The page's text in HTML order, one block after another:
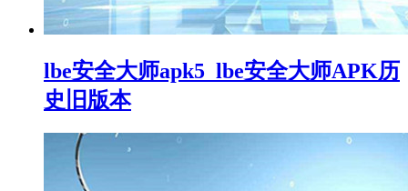
lbe安全大师apk5_lbe安全大师APK历
史旧版本